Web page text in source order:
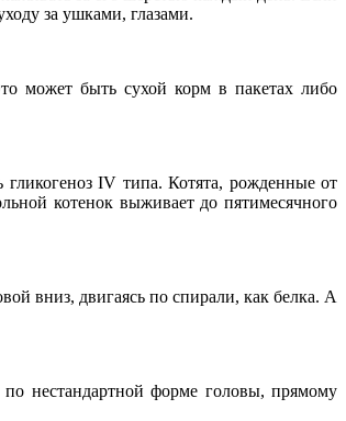
за ушками, глазами.
может быть сухой корм в пакетах либо
IV типа. Котята, рожденные от
котенок выживает до пятимесячного
вниз, двигаясь по спирали, как белка. А
нестандартной форме головы, прямому